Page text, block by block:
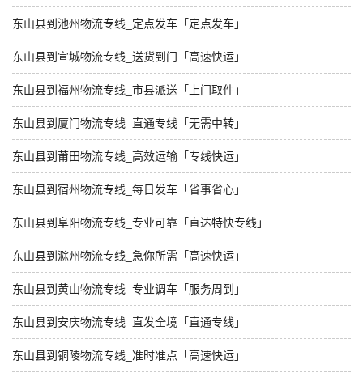
东山县到池州物流专线_定点发车「定点发车」
东山县到宣城物流专线_送货到门「高速快运」
东山县到福州物流专线_市县派送「上门取件」
东山县到厦门物流专线_直通专线「无需中转」
东山县到莆田物流专线_高效运输「专线快运」
东山县到宿州物流专线_每日发车「省事省心」
东山县到阜阳物流专线_专业可靠「直达特快专线」
东山县到滁州物流专线_急你所需「高速快运」
东山县到黄山物流专线_专业调车「服务周到」
东山县到安庆物流专线_直发全境「直通专线」
东山县到铜陵物流专线_准时准点「高速快运」